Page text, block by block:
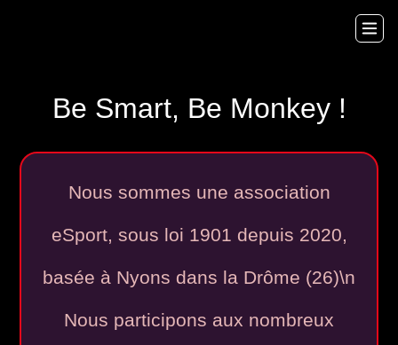
Be Smart, Be Monkey!
Nous sommes une association
eSport, sous loi 1901 depuis 2020,
basée à Nyons dans la Drôme (26)\n
Nous participons aux nombreux